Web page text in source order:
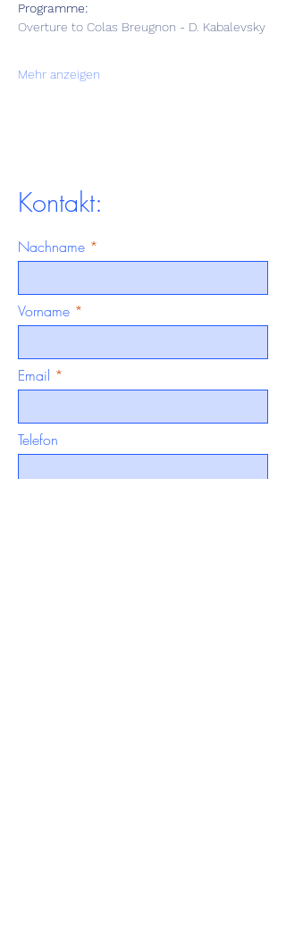
Programme:
Overture to Colas Breugnon - D. Kabalevsky
Mehr anzeigen
Kontakt:
Nachname
Vorname
Email
Telefon